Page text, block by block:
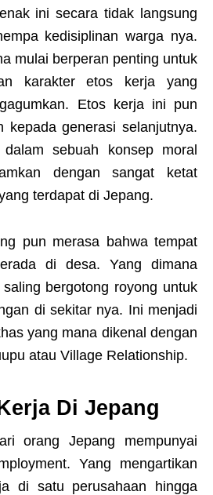
ini secara tidak langsung
kedisiplinan warga nya.
mulai berperan penting untuk
karakter etos kerja yang
Etos kerja ini pun
kepada generasi selanjutnya.
sebuah konsep moral
dengan sangat ketat
terdapat di Jepang.
pun merasa bahwa tempat
di desa. Yang dimana
bergotong royong untuk
di sekitar nya. Ini menjadi
yang mana dikenal dengan
atau Village Relationship.
Di Jepang
orang Jepang mempunyai
Yang mengartikan
di satu perusahaan hingga